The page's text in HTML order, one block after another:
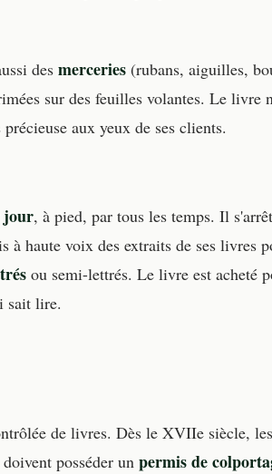
des merceries (rubans, aiguilles,
sur des feuilles volantes. Le livre
aux yeux de ses clients.
jour, à pied, par tous les temps. Il
à haute voix des extraits de ses livres
ou semi-lettrés. Le livre est acheté
sait lire.
de livres. Dès le XVIIe siècle, les
posséder un permis de